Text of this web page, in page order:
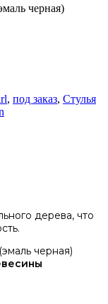
черная)
, под заказ, Стулья
дерева, что
черная)